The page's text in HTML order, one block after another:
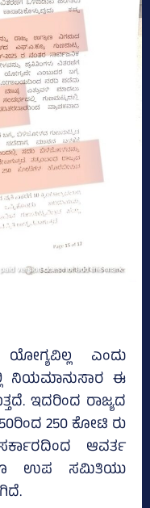
ಎಂದು
ನಿಯಮಾನುಸಾರ ಈ
ಇದರಿಂದ ರಾಜ್ಯದ
250 ಕೋಟಿ ರು
ಆವರ್ತ
ಉಪ ಸಮಿತಿಯು